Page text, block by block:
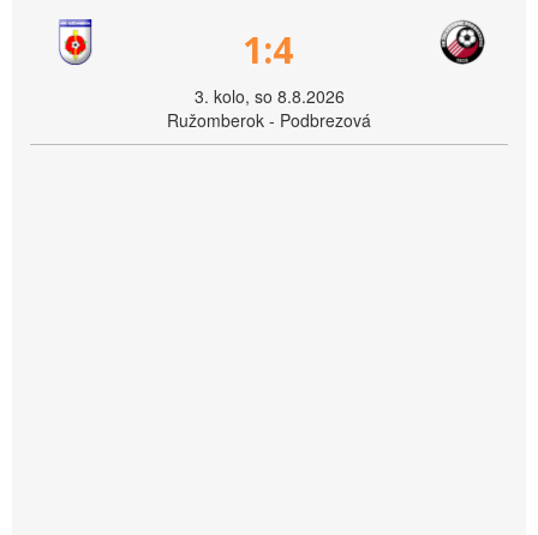
1:4
3. kolo, so 8.8.2026
Ružomberok - Podbrezová